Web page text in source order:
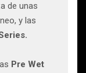
de unas
y las
Pre Wet